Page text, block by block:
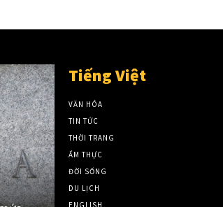
Tiếng Việt
VĂN HÓA
TIN TỨC
THỜI TRANG
ẨM THỰC
ĐỜI SỐNG
DU LỊCH